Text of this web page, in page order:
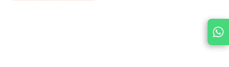
JOIN
US ON